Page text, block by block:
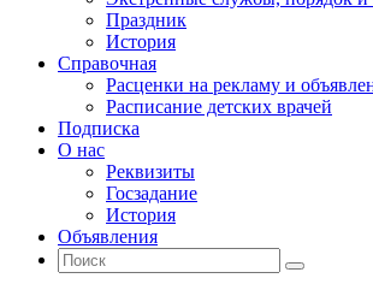
Праздник
История
Справочная
Расценки на рекламу и
Расписание детских врачей
Подписка
О нас
Реквизиты
Госзадание
История
Объявления
Поиск
Искать:
Поиск